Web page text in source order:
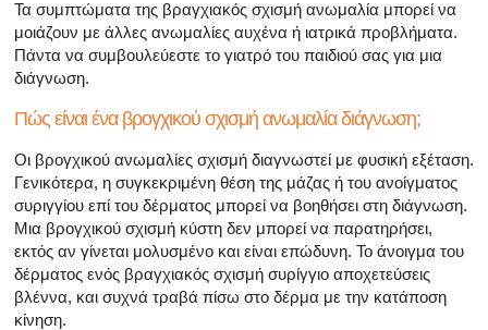
Τα συμπτώματα της βραγχιακός σχισμή ανωμαλία μπορεί να
μοιάζουν με άλλες ανωμαλίες αυχένα ή ιατρικά προβλήματα.
Πάντα να συμβουλεύεστε το γιατρό του παιδιού σας για μια
διάγνωση.
Πώς είναι ένα βρογχικού σχισμή ανωμαλία διάγνωση;
Οι βρογχικού ανωμαλίες σχισμή διαγνωστεί με φυσική εξέταση.
Γενικότερα, η συγκεκριμένη θέση της μάζας ή του ανοίγματος
συριγγίου επί του δέρματος μπορεί να βοηθήσει στη διάγνωση.
Μια βρογχικού σχισμή κύστη δεν μπορεί να παρατηρήσει,
εκτός αν γίνεται μολυσμένο και είναι επώδυνη. Το άνοιγμα του
δέρματος ενός βραγχιακός σχισμή συρίγγιο αποχετεύσεις
βλέννα, και συχνά τραβά πίσω στο δέρμα με την κατάποση
κίνηση.